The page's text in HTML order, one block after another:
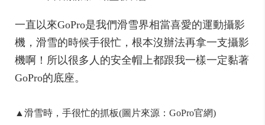
一直以來GoPro是我們滑雪界相當喜愛的運動攝影
機，滑雪的時候手很忙，根本沒辦法再拿一支攝影
機啊！所以很多人的安全帽上都跟我一樣一定黏著
GoPro的底座。
▲滑雪時，手很忙的抓板(圖片來源：GoPro官網)